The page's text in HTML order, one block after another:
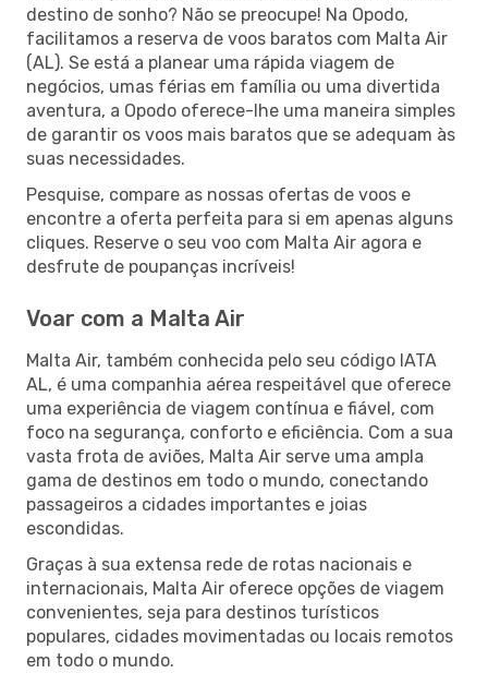
destino de sonho? Não se preocupe! Na Opodo,
facilitamos a reserva de voos baratos com Malta Air
(AL). Se está a planear uma rápida viagem de
negócios, umas férias em família ou uma divertida
aventura, a Opodo oferece-lhe uma maneira simples
de garantir os voos mais baratos que se adequam às
suas necessidades.
Pesquise, compare as nossas ofertas de voos e
encontre a oferta perfeita para si em apenas alguns
cliques. Reserve o seu voo com Malta Air agora e
desfrute de poupanças incríveis!
Voar com a Malta Air
Malta Air, também conhecida pelo seu código IATA
AL, é uma companhia aérea respeitável que oferece
uma experiência de viagem contínua e fiável, com
foco na segurança, conforto e eficiência. Com a sua
vasta frota de aviões, Malta Air serve uma ampla
gama de destinos em todo o mundo, conectando
passageiros a cidades importantes e joias
escondidas.
Graças à sua extensa rede de rotas nacionais e
internacionais, Malta Air oferece opções de viagem
convenientes, seja para destinos turísticos
populares, cidades movimentadas ou locais remotos
em todo o mundo.